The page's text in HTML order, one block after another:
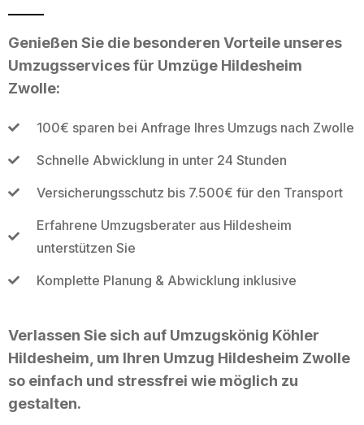
Genießen Sie die besonderen Vorteile unseres
Umzugsservices für Umzüge Hildesheim
Zwolle:
100€ sparen bei Anfrage Ihres Umzugs nach Zwolle
Schnelle Abwicklung in unter 24 Stunden
Versicherungsschutz bis 7.500€ für den Transport
Erfahrene Umzugsberater aus Hildesheim
unterstützen Sie
Komplette Planung & Abwicklung inklusive
Verlassen Sie sich auf Umzugskönig Köhler
Hildesheim, um Ihren Umzug Hildesheim Zwolle
so einfach und stressfrei wie möglich zu
gestalten.